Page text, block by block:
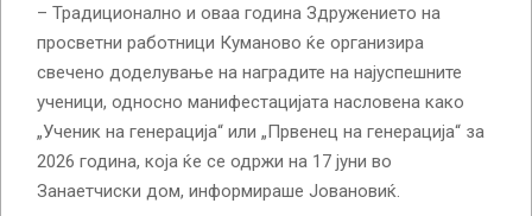
– Традиционално и оваа година Здружението на
просветни работници Куманово ќе организира
свечено доделување на наградите на најуспешните
ученици, односно манифестацијата насловена како
„Ученик на генерација“ или „Првенец на генерација“ за
2026 година, која ќе се одржи на 17 јуни во
Занаетчиски дом, информираше Јовановиќ.